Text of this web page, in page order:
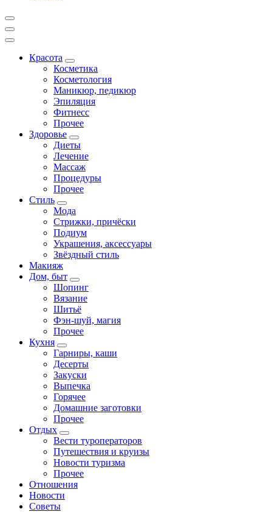
Красота
Косметика
Косметология
Маникюр, педикюр
Эпиляция
Фитнесс
Прочее
Здоровье
Диеты
Лечение
Массаж
Процедуры
Прочее
Стиль
Мода
Стрижки, причёски
Подиум
Украшения, аксессуары
Звёздный стиль
Макияж
Дом, быт
Шопинг
Вязание
Шитьё
Фэн-шуй, магия
Прочее
Кухня
Гарниры, каши
Десерты
Закуски
Выпечка
Горячее
Домашние заготовки
Прочее
Отдых
Вести туроператоров
Путешествия и круизы
Новости туризма
Прочее
Отношения
Новости
Советы